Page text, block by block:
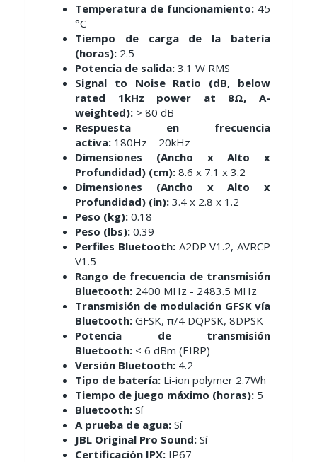
Temperatura de funcionamiento: 45
°C
Tiempo de carga de la batería
(horas): 2.5
Potencia de salida: 3.1 W RMS
Signal to Noise Ratio (dB, below
rated 1kHz power at 8Ω, A-
weighted): > 80 dB
Respuesta en frecuencia
activa: 180Hz – 20kHz
Dimensiones (Ancho x Alto x
Profundidad) (cm): 8.6 x 7.1 x 3.2
Dimensiones (Ancho x Alto x
Profundidad) (in): 3.4 x 2.8 x 1.2
Peso (kg): 0.18
Peso (lbs): 0.39
Perfiles Bluetooth: A2DP V1.2, AVRCP
V1.5
Rango de frecuencia de transmisión
Bluetooth: 2400 MHz - 2483.5 MHz
Transmisión de modulación GFSK vía
Bluetooth: GFSK, π/4 DQPSK, 8DPSK
Potencia de transmisión
Bluetooth: ≤ 6 dBm (EIRP)
Versión Bluetooth: 4.2
Tipo de batería: Li-ion polymer 2.7Wh
Tiempo de juego máximo (horas): 5
Bluetooth: Sí
A prueba de agua: Sí
JBL Original Pro Sound: Sí
Certificación IPX: IP67